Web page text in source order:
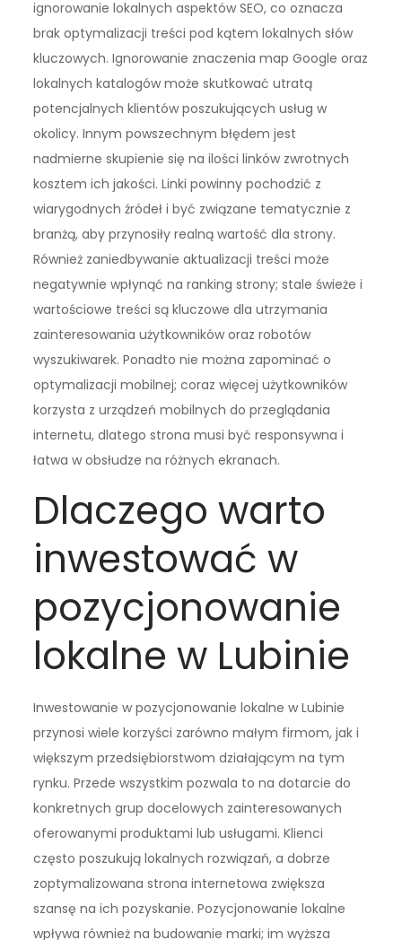
ignorowanie lokalnych aspektów SEO, co oznacza
brak optymalizacji treści pod kątem lokalnych słów
kluczowych. Ignorowanie znaczenia map Google oraz
lokalnych katalogów może skutkować utratą
potencjalnych klientów poszukujących usług w
okolicy. Innym powszechnym błędem jest
nadmierne skupienie się na ilości linków zwrotnych
kosztem ich jakości. Linki powinny pochodzić z
wiarygodnych źródeł i być związane tematycznie z
branżą, aby przynosiły realną wartość dla strony.
Również zaniedbywanie aktualizacji treści może
negatywnie wpłynąć na ranking strony; stale świeże i
wartościowe treści są kluczowe dla utrzymania
zainteresowania użytkowników oraz robotów
wyszukiwarek. Ponadto nie można zapominać o
optymalizacji mobilnej; coraz więcej użytkowników
korzysta z urządzeń mobilnych do przeglądania
internetu, dlatego strona musi być responsywna i
łatwa w obsłudze na różnych ekranach.
Dlaczego warto
inwestować w
pozycjonowanie
lokalne w Lubinie
Inwestowanie w pozycjonowanie lokalne w Lubinie
przynosi wiele korzyści zarówno małym firmom, jak i
większym przedsiębiorstwom działającym na tym
rynku. Przede wszystkim pozwala to na dotarcie do
konkretnych grup docelowych zainteresowanych
oferowanymi produktami lub usługami. Klienci
często poszukują lokalnych rozwiązań, a dobrze
zoptymalizowana strona internetowa zwiększa
szansę na ich pozyskanie. Pozycjonowanie lokalne
wpływa również na budowanie marki; im wyższa